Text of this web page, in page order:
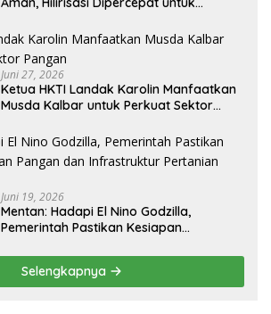
Juni 27, 2026
Ketua HKTI Landak Karolin Manfaatkan
Musda Kalbar untuk Perkuat Sektor
Juni 19, 2026
Mentan: Hadapi El Nino Godzilla,
Pemerintah Pastikan Kesiapan
Pertanian Nasional
Selengkapnya